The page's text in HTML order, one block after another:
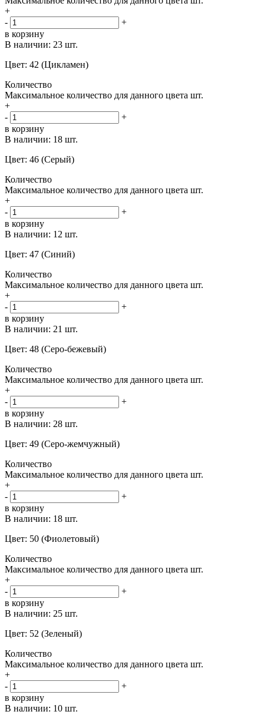
+
-
+
в корзину
В наличии: 23 шт.
Цвет: 42 (Цикламен)
Количество
Максимальное количество для данного цвета шт.
+
-
+
в корзину
В наличии: 18 шт.
Цвет: 46 (Серый)
Количество
Максимальное количество для данного цвета шт.
+
-
+
в корзину
В наличии: 12 шт.
Цвет: 47 (Синий)
Количество
Максимальное количество для данного цвета шт.
+
-
+
в корзину
В наличии: 21 шт.
Цвет: 48 (Серо-бежевый)
Количество
Максимальное количество для данного цвета шт.
+
-
+
в корзину
В наличии: 28 шт.
Цвет: 49 (Серо-жемчужный)
Количество
Максимальное количество для данного цвета шт.
+
-
+
в корзину
В наличии: 18 шт.
Цвет: 50 (Фиолетовый)
Количество
Максимальное количество для данного цвета шт.
+
-
+
в корзину
В наличии: 25 шт.
Цвет: 52 (Зеленый)
Количество
Максимальное количество для данного цвета шт.
+
-
+
в корзину
В наличии: 10 шт.